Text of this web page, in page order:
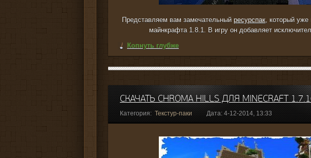
Представляем вам замечательный ресурспак, который уже
майнкрафта 1.8.1. В игру он добавляет
Копнуть глубже
СКАЧАТЬ CHROMA HILLS ДЛЯ MINECRAFT
Категория: Текстур-паки Дата: 4-12-2014, 13:33